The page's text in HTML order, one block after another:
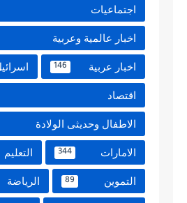
اجتماعيات
اخبار عالمية وعربية
اخبار عربية 146
اقتصاد
الاطفال وحديثى الولادة
الامارات 344 التعليم
التموين 89 الرياضة